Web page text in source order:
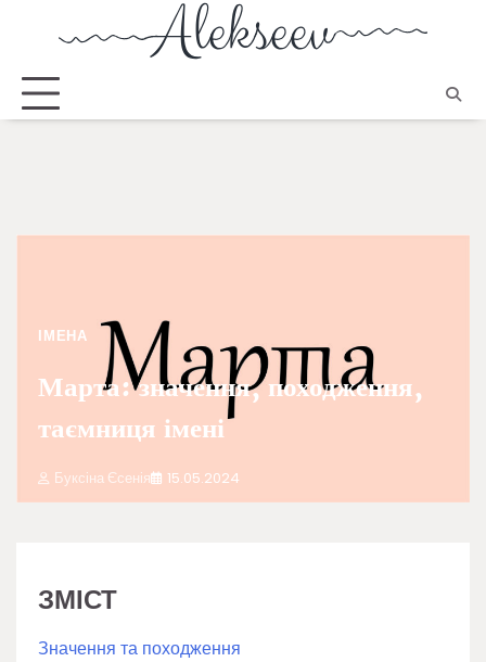
ІМЕНА
Марта: значення, походження,
таємниця імені
Буксіна Єсенія 15.05.2024
ЗМІСТ
Значення та походження